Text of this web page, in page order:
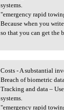
systems.
"emergency rapid
Because when you
so that you can get the
Costs - A
Costs - A substantial
Breach of biometric
Tracking and data –
systems.
"emergency rapid